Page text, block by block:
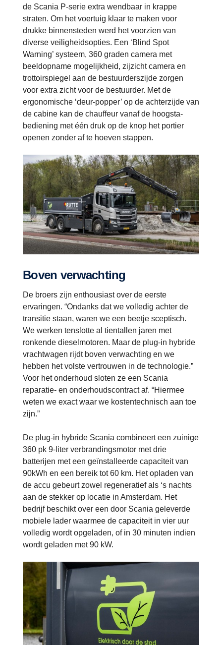
de Scania P-serie extra wendbaar in krappe
straten. Om het voertuig klaar te maken voor
drukke binnensteden werd het voorzien van
diverse veiligheidsopties. Een ‘Blind Spot
Warning’ systeem, 360 graden camera met
beeldopname mogelijkheid, zijzicht camera en
trottoirspiegel aan de bestuurderszijde zorgen
voor extra zicht voor de bestuurder. Met de
ergonomische ‘deur-popper’ op de achterzijde van
de cabine kan de chauffeur vanaf de hoogsta-
bediening met één druk op de knop het portier
openen zonder af te hoeven stappen.
Boven verwachting
De broers zijn enthousiast over de eerste
ervaringen. “Ondanks dat we volledig achter de
transitie staan, waren we een beetje sceptisch.
We werken tenslotte al tientallen jaren met
ronkende dieselmotoren. Maar de plug-in hybride
vrachtwagen rijdt boven verwachting en we
hebben het volste vertrouwen in de technologie.”
Voor het onderhoud sloten ze een Scania
reparatie- en onderhoudscontract af. “Hiermee
weten we exact waar we kostentechnisch aan toe
zijn.”
De plug-in hybride Scania combineert een zuinige
360 pk 9-liter verbrandingsmotor met drie
batterijen met een geïnstalleerde capaciteit van
90kWh en een bereik tot 60 km. Het opladen van
de accu gebeurt zowel regeneratief als ‘s nachts
aan de stekker op locatie in Amsterdam. Het
bedrijf beschikt over een door Scania geleverde
mobiele lader waarmee de capaciteit in vier uur
volledig wordt opgeladen, of in 30 minuten indien
wordt geladen met 90 kW.